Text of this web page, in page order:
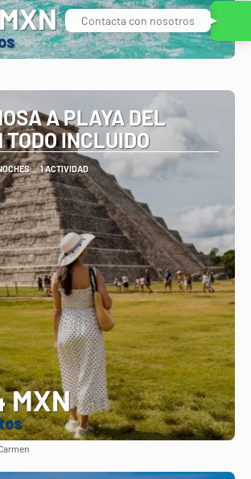
A PLAYA DEL
TODO INCLUIDO
1 ACTIVIDAD
MXN
Contacta con nosotros